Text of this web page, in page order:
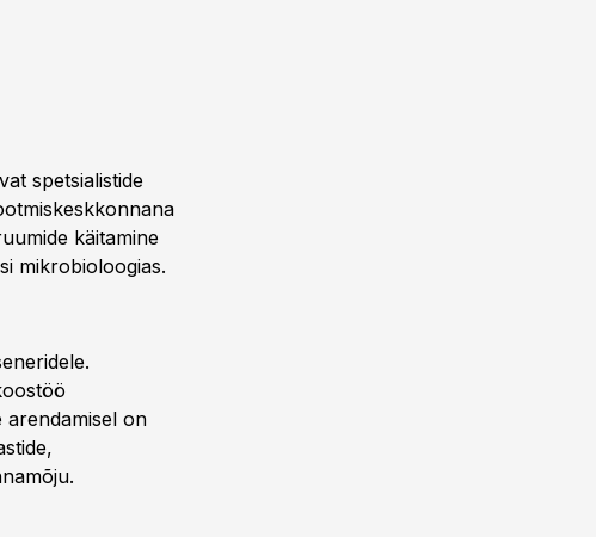
spetsialistide
käitamine
mikrobioloogias.
arendamisel on